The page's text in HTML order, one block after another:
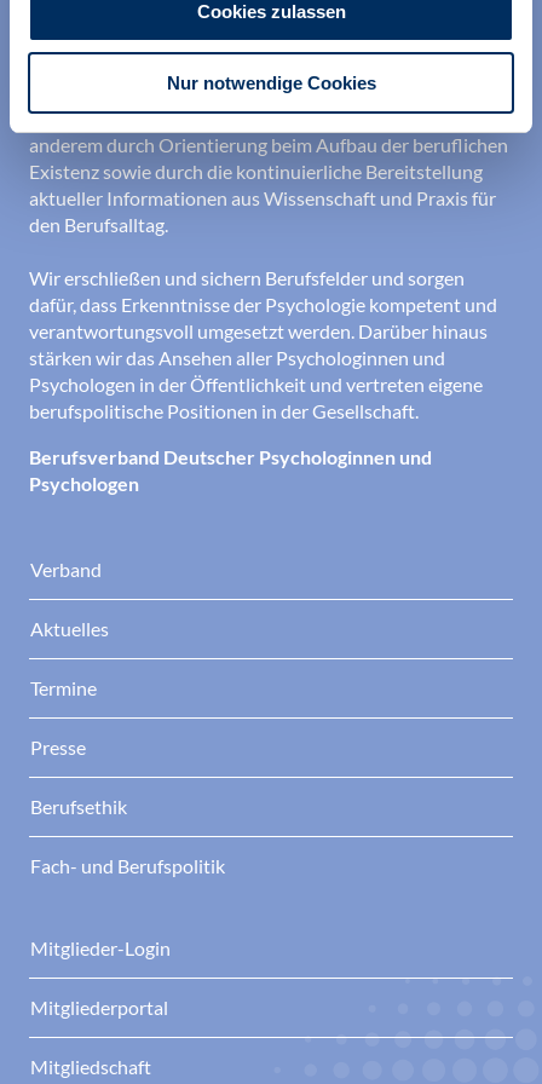
Cookies zulassen
Nur notwendige Cookies
ihrer Berufsausübung und bei der Festigung ihrer
professionellen Identität. Dies erreichen wir unter
anderem durch Orientierung beim Aufbau der beruflichen
Existenz sowie durch die kontinuierliche Bereitstellung
aktueller Informationen aus Wissenschaft und Praxis für
den Berufsalltag.
Wir erschließen und sichern Berufsfelder und sorgen
dafür, dass Erkenntnisse der Psychologie kompetent und
verantwortungsvoll umgesetzt werden. Darüber hinaus
stärken wir das Ansehen aller Psychologinnen und
Psychologen in der Öffentlichkeit und vertreten eigene
berufspolitische Positionen in der Gesellschaft.
Berufsverband Deutscher Psychologinnen und
Psychologen
Verband
Aktuelles
Termine
Presse
Berufsethik
Fach- und Berufspolitik
Mitglieder-Login
Mitgliederportal
Mitgliedschaft